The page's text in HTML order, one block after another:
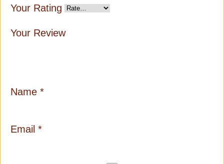
Your Rating
Your Review
Name *
Email *